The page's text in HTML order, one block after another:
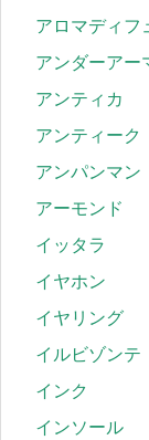
アロマディフ
アンダーアー
アンティカ
アンティーク
アンパンマン
アーモンド
イッタラ
イヤホン
イヤリング
イルビゾンテ
インク
インソール